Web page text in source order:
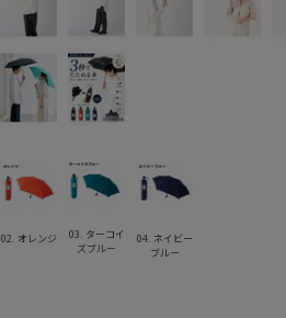
02. オレンジ
03. ターコイ
ズブルー
04. ネイビー
ブルー